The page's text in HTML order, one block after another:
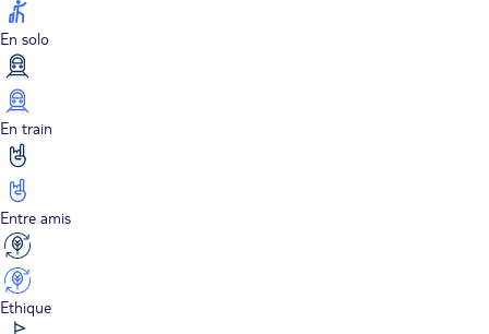
En solo
En train
Entre amis
Ethique